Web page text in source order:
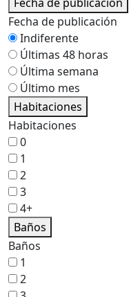
Fecha de publicación
Indiferente
Últimas 48 horas
Última semana
Último mes
Habitaciones
Habitaciones
0
1
2
3
4+
Baños
Baños
1
2